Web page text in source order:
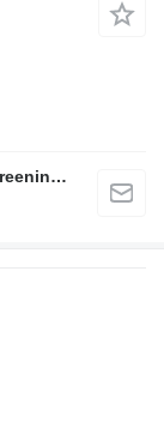
FABO Mobile & Stationary Crushing and Screening Plants | Concrete Batching Plants Manufacturer